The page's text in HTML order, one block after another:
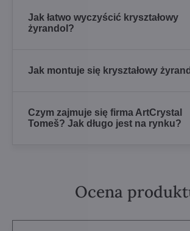
Jak łatwo wyczyścić kryształowy
żyrandol?
Jak montuje się kryształowy
Czym zajmuje się firma ArtCrystal
Tomeš? Jak długo jest na rynku?
Ocena